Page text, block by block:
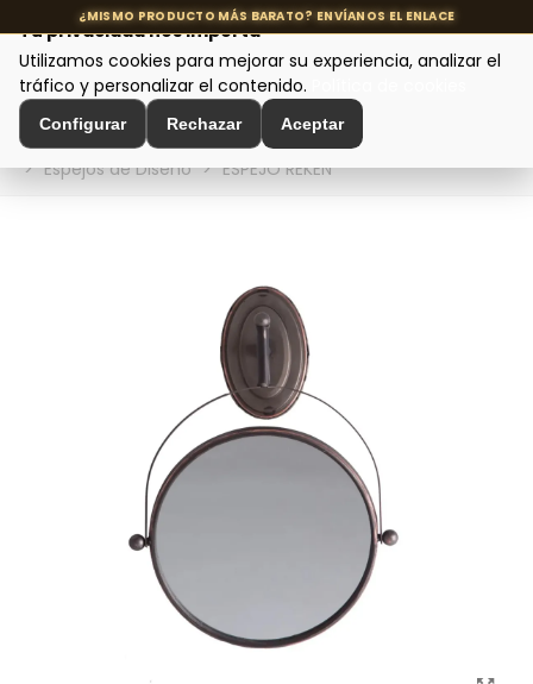
MENÚ
Inicio > Decoración de Interiores > Decoración de Pared
> Espejos de Diseño > ESPEJO REKEN
Tu privacidad nos importa
Utilizamos cookies para mejorar su experiencia, analizar el
tráfico y personalizar el contenido.
Configurar Rechazar Aceptar